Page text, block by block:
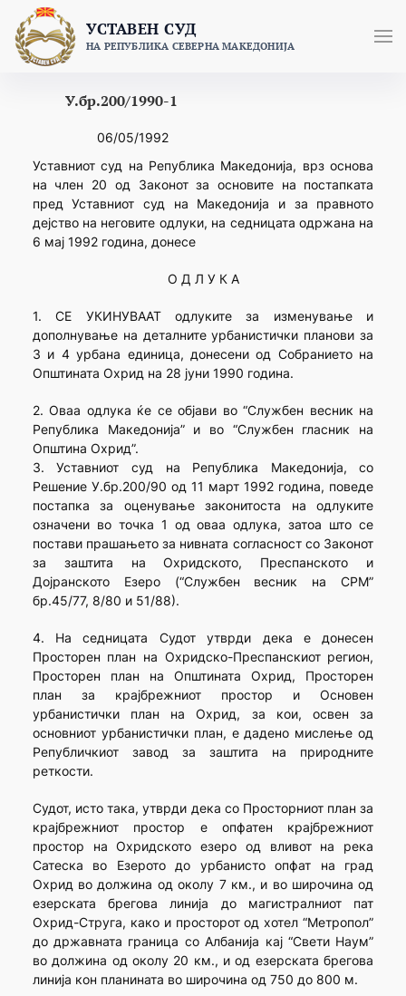
content
УСТАВЕН СУД
НА РЕПУБЛИКА СЕВЕРНА МАКЕДОНИЈА
У.бр.200/1990-1
06/05/1992
Уставниот суд на Република Македонија, врз основа
на член 20 од Законот за основите на постапката
пред Уставниот суд на Македонија и за правното
дејство на неговите одлуки, на седницата одржана на
6 мај 1992 година, донесе
О Д Л У К А
1. СЕ УКИНУВААТ одлуките за изменување и
дополнување на деталните урбанистички планови за
3 и 4 урбана единица, донесени од Собранието на
Општината Охрид на 28 јуни 1990 година.
2. Оваа одлука ќе се објави во “Службен весник на
Република Македонија” и во “Службен гласник на
Општина Охрид”.
3. Уставниот суд на Република Македонија, со
Решение У.бр.200/90 од 11 март 1992 година, поведе
постапка за оценување законитоста на одлуките
означени во точка 1 од оваа одлука, затоа што се
постави прашањето за нивната согласност со Законот
за заштита на Охридското, Преспанското и
Дојранското Езеро (“Службен весник на СРМ”
бр.45/77, 8/80 и 51/88).
4. На седницата Судот утврди дека е донесен
Просторен план на Охридско-Преспанскиот регион,
Просторен план на Општината Охрид, Просторен
план за крајбрежниот простор и Основен
урбанистички план на Охрид, за кои, освен за
основниот урбанистички план, е дадено мислење од
Републичкиот завод за заштита на природните
реткости.
Судот, исто така, утврди дека со Просторниот план за
крајбрежниот простор е опфатен крајбрежниот
простор на Охридското езеро од вливот на река
Сатеска во Езерото до урбанисто опфат на град
Охрид во должина од околу 7 км., и во широчина од
езерската брегова линија до магистралниот пат
Охрид-Струга, како и просторот од хотел “Метропол”
до државната граница со Албанија кај “Свети Наум”
во должина од околу 20 км., и од езерската брегова
линија кон планината во широчина од 750 до 800 м.